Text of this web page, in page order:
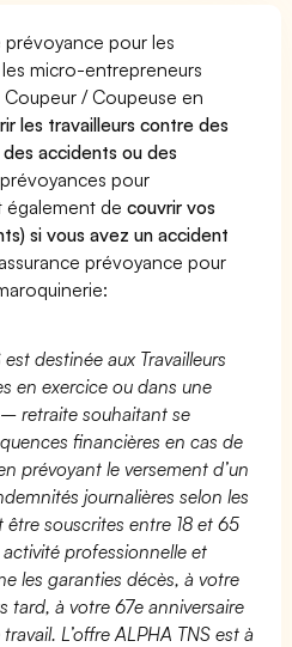
prévoyance pour les
micro-entrepreneurs
/ Coupeuse en
les travailleurs contre des
accidents ou des
pour
également decouvrir vos
si vous avez un accident
prévoyance pour
destinée aux Travailleurs
en exercice ou dans une
retraite souhaitant se
financières en cas de
prévoyant le versement d’un
journalières selon les
souscrites entre 18 et 65
activité professionnelle et
les garanties décès, à votre
tard, à votre 67e anniversaire
L’offre ALPHA TNS est à